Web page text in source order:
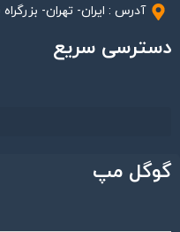
آدرس : ایران- تهران- بزرگراه
دسترسی سریع
گوگل مپ